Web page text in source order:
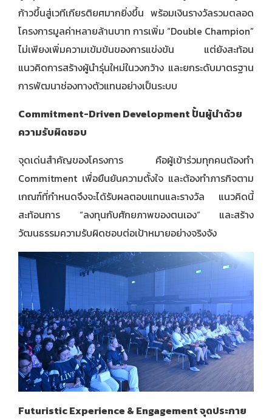
ก้าวขึ้นสู่เวทีเกียรติยศมากยิ่งขึ้น พร้อมเงินรางวัลรวมตลอด
โครงการมูลค่าหลายล้านบาท การเพิ่ม “Double Champion”
ไม่เพียงเพิ่มความเข้มข้นของการแข่งขัน แต่ยังสะท้อน
แนวคิดการสร้างผู้นำรุ่นใหม่ในวงกว้าง และยกระดับมาตรฐาน
การพัฒนาช่องทางตัวแทนอย่างเป็นระบบ
Commitment-Driven Development ปั้นผู้นำด้วย
ความรับผิดชอบ
จุดเด่นสำคัญของโครงการ คือผู้เข้าร่วมทุกคนต้องทำ
Commitment เพื่อยืนยันความตั้งใจ และต้องทำภารกิจตาม
เกณฑ์ที่กำหนดจึงจะได้รับผลตอบแทนและรางวัล แนวคิดนี้
สะท้อนการ “ลงทุนกับศักยภาพของตนเอง” และสร้าง
วัฒนธรรมความรับผิดชอบต่อเป้าหมายอย่างจริงจัง
Futuristic Experience & Engagement จุดประกาย